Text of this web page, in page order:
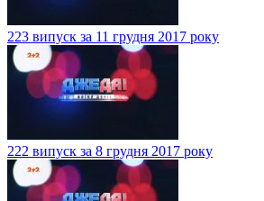
223 випуск за 11 грудня 2017 року
222 випуск за 8 грудня 2017 року